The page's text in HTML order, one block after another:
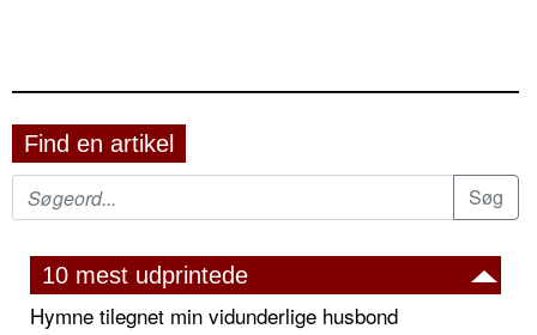
Find en artikel
10 mest udprintede
Hymne tilegnet min vidunderlige husbond